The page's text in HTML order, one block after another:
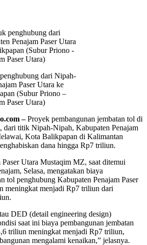
dari Nipah-
Paser Utara ke
(Subur Priono –
Paser Utara)
–Proyek pembangunan jembatan tol di
dari titik Nipah-Nipah, Kabupaten Penajam
Kota Balikpapan di Kalimantan
dana hingga Rp7 triliun.
Utara Mustaqim MZ, saat ditemui
Selasa, mengatakan biaya
tol penghubung Kabupaten Penajam Paser
meningkat menjadi Rp7 triliun dari
DED (detail engineering design)
saat ini biaya pembangunan jembatan
triliun meningkat menjadi Rp7 triliun,
mengalami kenaikan,” jelasnya.